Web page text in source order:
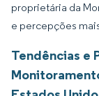
proprietária da
e percepções
Tendências e